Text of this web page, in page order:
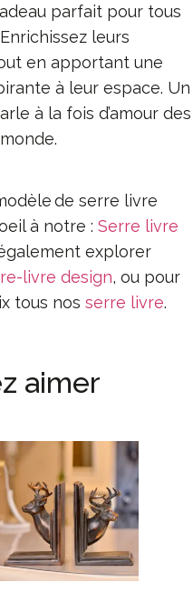
parfait pour tous
leurs
en apportant une
à leur espace. Un
à la fois d’amour des
de serre livre
à notre : Serre livre
explorer
livre design, ou pour
tous nos serre livre.
aimer